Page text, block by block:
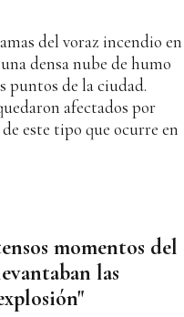
del voraz incendio en
densa nube de humo
puntos de la ciudad.
afectados por
este tipo que ocurre en
momentos del
las